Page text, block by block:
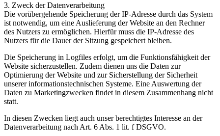
3. Zweck der Datenverarbeitung
Die vorübergehende Speicherung der IP-Adresse durch das System
ist notwendig, um eine Auslieferung der Website an den Rechner
des Nutzers zu ermöglichen. Hierfür muss die IP-Adresse des
Nutzers für die Dauer der Sitzung gespeichert bleiben.
Die Speicherung in Logfiles erfolgt, um die Funktionsfähigkeit der
Website sicherzustellen. Zudem dienen uns die Daten zur
Optimierung der Website und zur Sicherstellung der Sicherheit
unserer informationstechnischen Systeme. Eine Auswertung der
Daten zu Marketingzwecken findet in diesem Zusammenhang nicht
statt.
In diesen Zwecken liegt auch unser berechtigtes Interesse an der
Datenverarbeitung nach Art. 6 Abs. 1 lit. f DSGVO.